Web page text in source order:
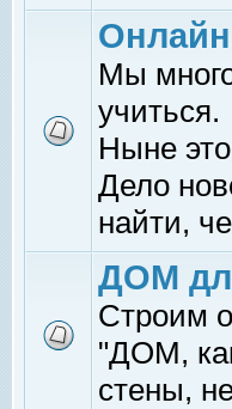
Мы
учиться.
Ныне
Дело
найти,
ДОМ
Строим
"ДОМ,
стены,